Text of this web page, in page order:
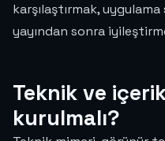
karşılaştırmak,
yayından sonra
Teknik ve
kurulmalı?